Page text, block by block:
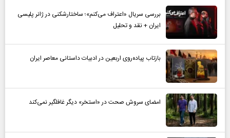
بررسی سریال «اعتراف می‌کنم»؛ ساختارشکنی در ژانر پلیسی
ایران + نقد و تحلیل
بازتاب پیاده‌روی اربعین در ادبیات داستانی معاصر ایران
امضای سروش صحت در «استخر» دیگر غافلگیر نمی‌کند